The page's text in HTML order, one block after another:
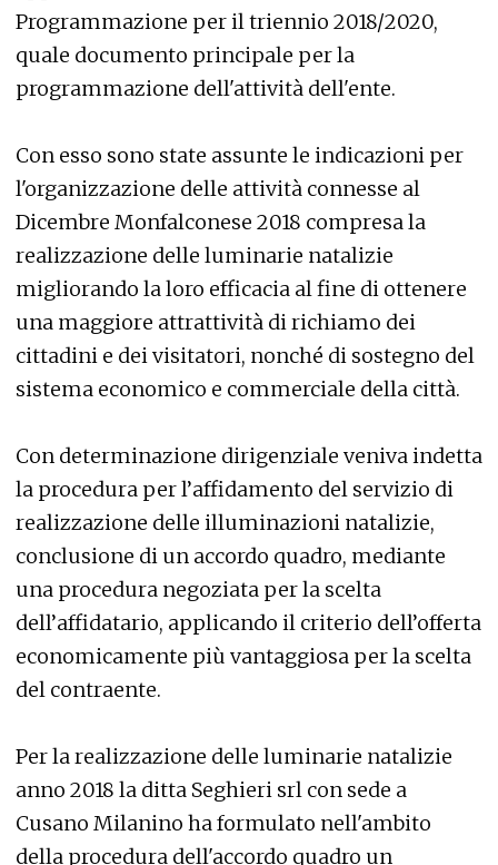
Programmazione per il triennio 2018/2020,
quale documento principale per la
programmazione dell'attività dell'ente.
Con esso sono state assunte le indicazioni per
l'organizzazione delle attività connesse al
Dicembre Monfalconese 2018 compresa la
realizzazione delle luminarie natalizie
migliorando la loro efficacia al fine di ottenere
una maggiore attrattività di richiamo dei
cittadini e dei visitatori, nonché di sostegno del
sistema economico e commerciale della città.
Con determinazione dirigenziale veniva indetta
la procedura per l’affidamento del servizio di
realizzazione delle illuminazioni natalizie,
conclusione di un accordo quadro, mediante
una procedura negoziata per la scelta
dell’affidatario, applicando il criterio dell’offerta
economicamente più vantaggiosa per la scelta
del contraente.
Per la realizzazione delle luminarie natalizie
anno 2018 la ditta Seghieri srl con sede a
Cusano Milanino ha formulato nell'ambito
della procedura dell'accordo quadro un